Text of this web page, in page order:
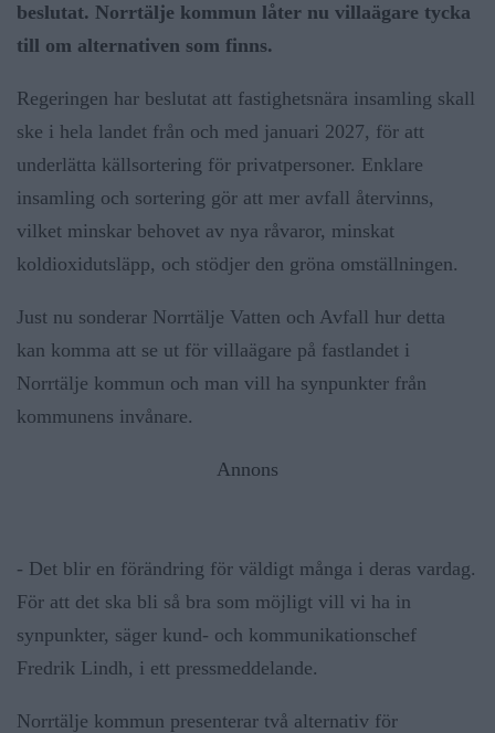
beslutat. Norrtälje kommun låter nu villaägare tycka
till om alternativen som finns.
Regeringen har beslutat att fastighetsnära insamling skall
ske i hela landet från och med januari 2027, för att
underlätta källsortering för privatpersoner. Enklare
insamling och sortering gör att mer avfall återvinns,
vilket minskar behovet av nya råvaror, minskat
koldioxidutsläpp, och stödjer den gröna omställningen.
Just nu sonderar Norrtälje Vatten och Avfall hur detta
kan komma att se ut för villaägare på fastlandet i
Norrtälje kommun och man vill ha synpunkter från
kommunens invånare.
Annons
- Det blir en förändring för väldigt många i deras vardag.
För att det ska bli så bra som möjligt vill vi ha in
synpunkter, säger kund- och kommunikationschef
Fredrik Lindh, i ett pressmeddelande.
Norrtälje kommun presenterar två alternativ för